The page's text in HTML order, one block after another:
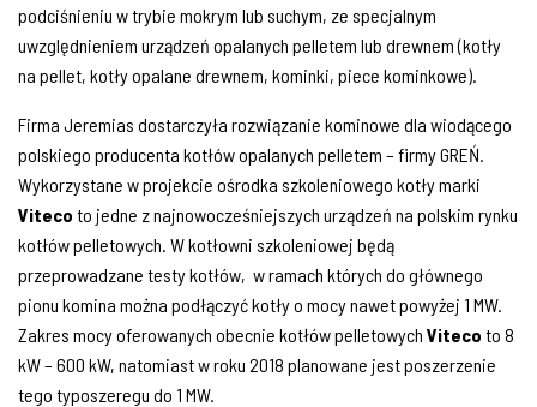
podciśnieniu w trybie mokrym lub suchym, ze specjalnym
uwzględnieniem urządzeń opalanych pelletem lub drewnem (kotły
na pellet, kotły opalane drewnem, kominki, piece kominkowe).
Firma Jeremias dostarczyła rozwiązanie kominowe dla wiodącego
polskiego producenta kotłów opalanych pelletem – firmy GREŃ.
Wykorzystane w projekcie ośrodka szkoleniowego kotły marki
Viteco to jedne z najnowocześniejszych urządzeń na polskim rynku
kotłów pelletowych. W kotłowni szkoleniowej będą
przeprowadzane testy kotłów, w ramach których do głównego
pionu komina można podłączyć kotły o mocy nawet powyżej 1 MW.
Zakres mocy oferowanych obecnie kotłów pelletowych Viteco to 8
kW – 600 kW, natomiast w roku 2018 planowane jest poszerzenie
tego typoszeregu do 1 MW.